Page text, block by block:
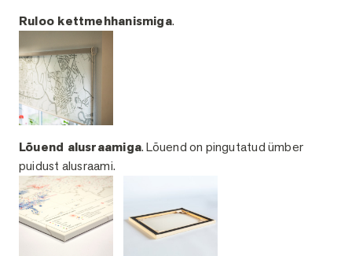
Ruloo kettmehhanismiga.
Lõuend alusraamiga. Lõuend on pingutatud ümber
puidust alusraami.